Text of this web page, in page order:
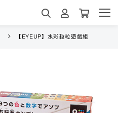
【EYEUP】水彩粒粒遊戲組